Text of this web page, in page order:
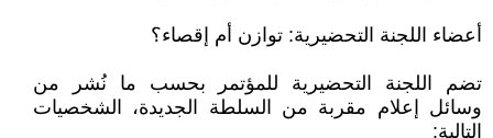
أعضاء اللجنة التحضيرية: توازن أم إقصاء؟
تضم اللجنة التحضيرية للمؤتمر بحسب ما نُشر من
وسائل إعلام مقربة من السلطة الجديدة، الشخصيات
التالية: